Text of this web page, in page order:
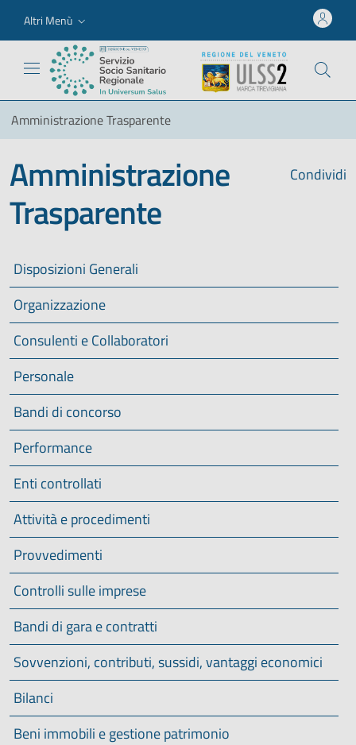
Altri Menù
Amministrazione Trasparente
Condividi
Amministrazione
Trasparente
Disposizioni Generali
Organizzazione
Consulenti e Collaboratori
Personale
Bandi di concorso
Performance
Enti controllati
Attività e procedimenti
Provvedimenti
Controlli sulle imprese
Bandi di gara e contratti
Sovvenzioni, contributi, sussidi, vantaggi economici
Bilanci
Beni immobili e gestione patrimonio